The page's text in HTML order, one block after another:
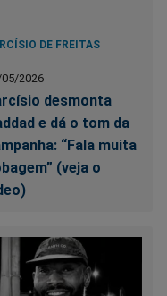
DE FREITAS
2026
desmonta
e dá o tom da
“Fala muita
(veja o